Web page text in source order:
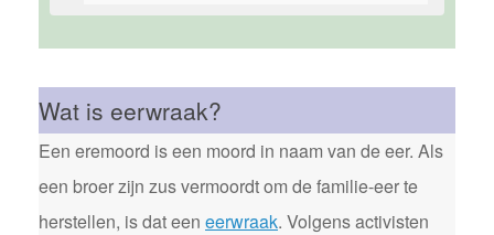
Wat is eerwraak?
Een eremoord is een moord in naam van de eer. Als
een broer zijn zus vermoordt om de familie-eer te
herstellen, is dat een eerwraak. Volgens activisten